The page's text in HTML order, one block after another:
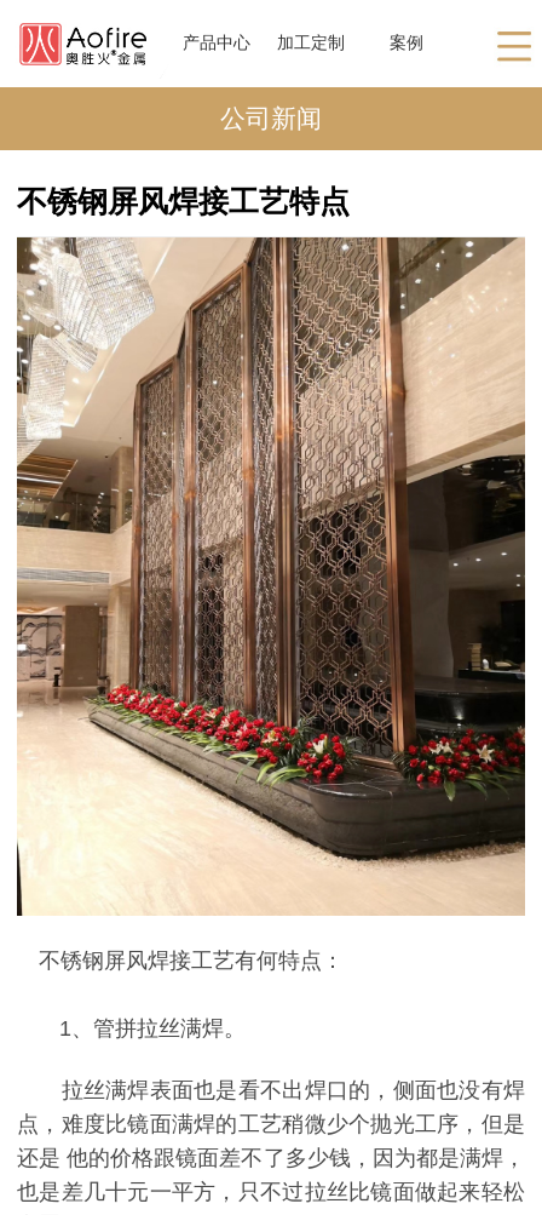
产品中心 加工定制 案例
公司新闻
不锈钢屏风焊接工艺特点
不锈钢屏风焊接工艺有何特点：
1、管拼拉丝满焊。
拉丝满焊表面也是看不出焊口的，侧面也没有焊
点，难度比镜面满焊的工艺稍微少个抛光工序，但是
还是 他的价格跟镜面差不了多少钱，因为都是满焊，
也是差几十元一平方，只不过拉丝比镜面做起来轻松